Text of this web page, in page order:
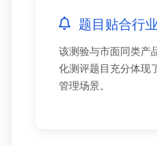
题目贴合行
该测验与市面同类产
化测评题目充分体现
管理场景。